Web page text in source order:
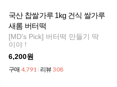
국산 찹쌀가루 1kg 건식 쌀가루
새롬 버터떡
[MD's Pick] 버터떡 만들기 딱
이야 !
6,200원
구매 4,791 리뷰 308